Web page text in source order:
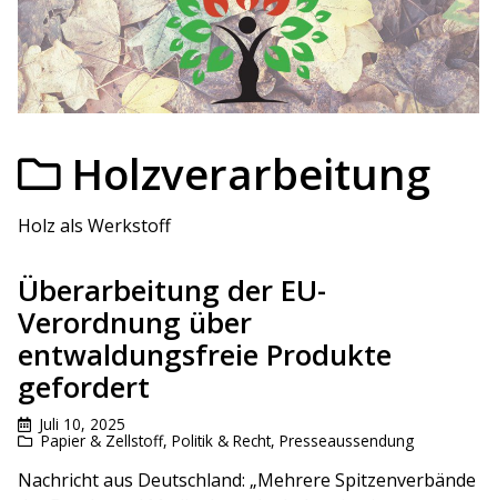
Holzverarbeitung
Holz als Werkstoff
Überarbeitung der EU-
Verordnung über
entwaldungsfreie Produkte
gefordert
Juli 10, 2025
Papier & Zellstoff, Politik & Recht, Presseaussendung
Nachricht aus Deutschland: „Mehrere Spitzenverbände